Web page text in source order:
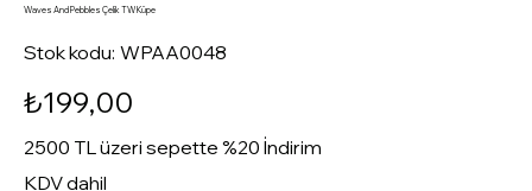
Waves And Pebbles Çelik TW Küpe
Stok kodu: Stok
kodu:
WPAA0048
₺199,00
2500 TL üzeri sepette %20 İndirim
KDV dahil